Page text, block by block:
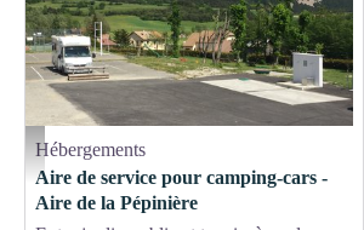
aire de service camping-car
Hébergements
Aire de service pour camping-cars -
Aire de la Pépinière